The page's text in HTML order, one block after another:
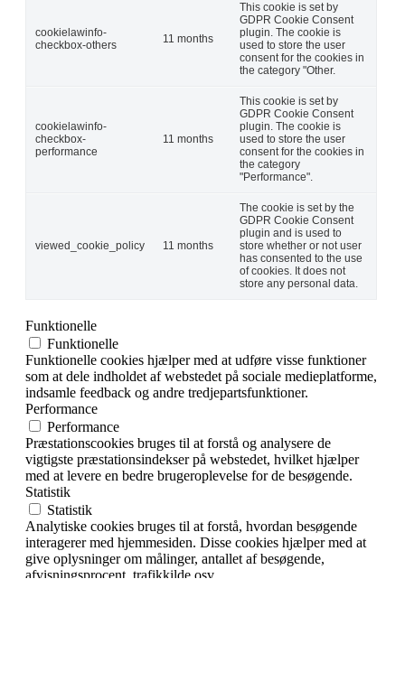
cookielawinfo-
checkbox-others
11 months
This cookie is set by
GDPR Cookie Consent
plugin. The cookie is
used to store the user
consent for the cookies in
the category "Other.
cookielawinfo-
checkbox-
performance
11 months
This cookie is set by
GDPR Cookie Consent
plugin. The cookie is
used to store the user
consent for the cookies in
the category
"Performance".
viewed_cookie_policy 11 months
The cookie is set by the
GDPR Cookie Consent
plugin and is used to
store whether or not user
has consented to the use
of cookies. It does not
store any personal data.
Funktionelle
Funktionelle
Funktionelle cookies hjælper med at udføre visse funktioner
som at dele indholdet af webstedet på sociale medieplatforme,
indsamle feedback og andre tredjepartsfunktioner.
Performance
Performance
Præstationscookies bruges til at forstå og analysere de
vigtigste præstationsindekser på webstedet, hvilket hjælper
med at levere en bedre brugeroplevelse for de besøgende.
Statistik
Statistik
Analytiske cookies bruges til at forstå, hvordan besøgende
interagerer med hjemmesiden. Disse cookies hjælper med at
give oplysninger om målinger, antallet af besøgende,
afvisningsprocent, trafikkilde osv.